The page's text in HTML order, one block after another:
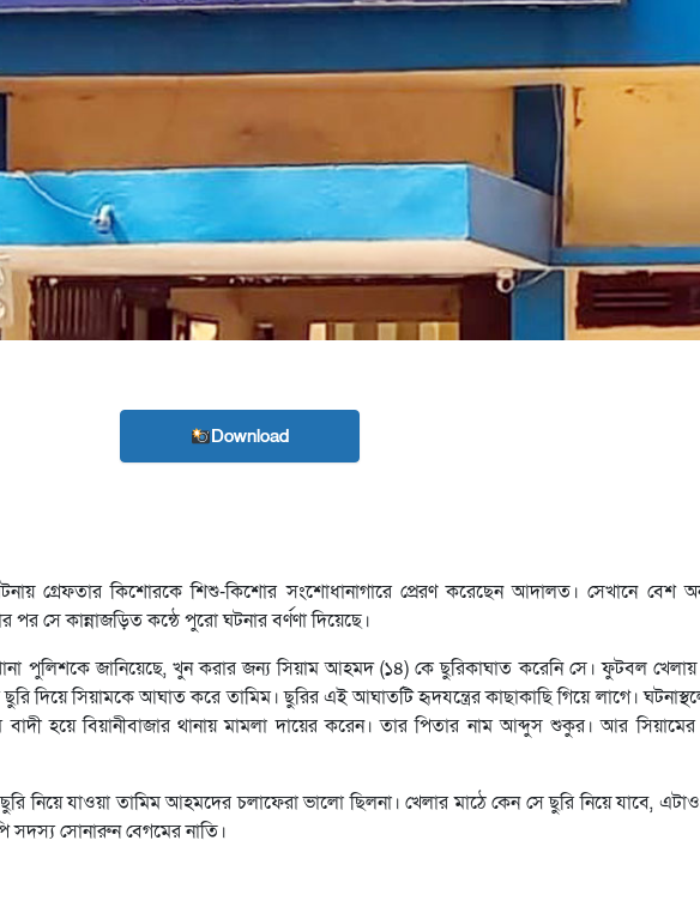
Download
গ্রেফতার কিশোরকে শিশু-কিশোর সংশোধানাগারে প্রেরণ করেছেন আদালত। সেখানে বেশ
সে কান্নাজড়িত কন্ঠে পুরো ঘটনার বর্ণণা দিয়েছে।
পুলিশকে জানিয়েছে, খুন করার জন্য সিয়াম আহমদ (১৪) কে ছুরিকাঘাত করেনি সে। ফুটবল খেলায়
দিয়ে সিয়ামকে আঘাত করে তামিম। ছুরির এই আঘাতটি হৃদযন্ত্রের কাছাকাছি গিয়ে লাগে।
বাদী হয়ে বিয়ানীবাজার থানায় মামলা দায়ের করেন। তার পিতার নাম আব্দুস শুকুর। আর
নিয়ে যাওয়া তামিম আহমদের চলাফেরা ভালো ছিলনা। খেলার মাঠে কেন সে ছুরি নিয়ে যাবে,
সদস্য সোনারুন বেগমের নাতি।